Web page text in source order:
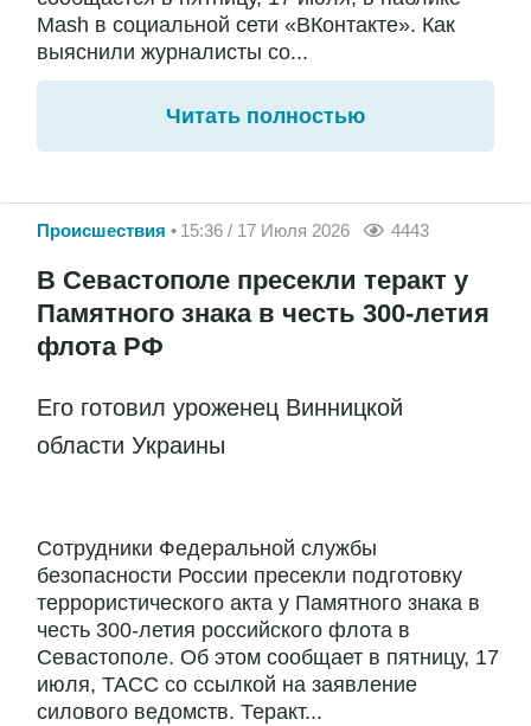
Mash в социальной сети «ВКонтакте». Как
выяснили журналисты со...
Читать полностью
Происшествия 15:36 / 17 Июля 2026 4443
В Севастополе пресекли теракт у
Памятного знака в честь 300-летия
флота РФ
Его готовил уроженец Винницкой
области Украины
Сотрудники Федеральной службы
безопасности России пресекли подготовку
террористического акта у Памятного знака в
честь 300-летия российского флота в
Севастополе. Об этом сообщает в пятницу, 17
июля, ТАСС со ссылкой на заявление
силового ведомств. Теракт...